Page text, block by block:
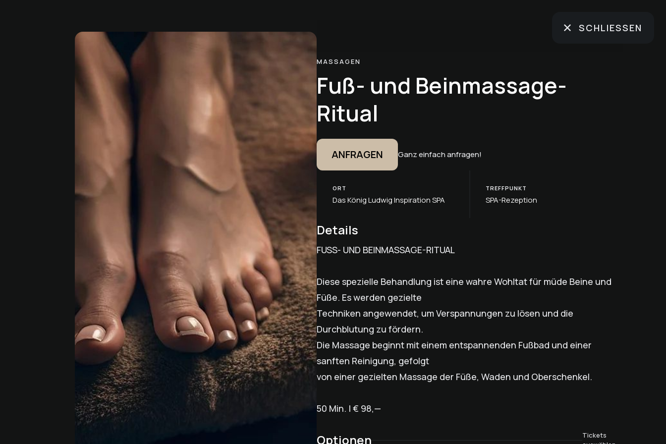
SCHLIESSEN
MASSAGEN
Fuß- und Beinmassage-
Ritual
ANFRAGEN Ganz einfach anfragen!
ORT
Das König Ludwig Inspiration SPA
TREFFPUNKT
SPA-Rezeption
Details
FUSS- UND BEINMASSAGE-RITUAL
Diese spezielle Behandlung ist eine wahre Wohltat für müde Beine und
Füße. Es werden gezielte
Techniken angewendet, um Verspannungen zu lösen und die
Durchblutung zu fördern.
Die Massage beginnt mit einem entspannenden Fußbad und einer
sanften Reinigung, gefolgt
von einer gezielten Massage der Füße, Waden und Oberschenkel.
50 Min. | € 98,—
Optionen
Tickets